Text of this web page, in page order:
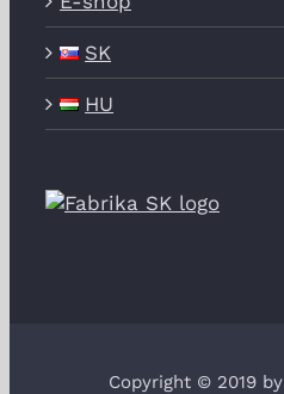
SK
HU
Copyright © 2019 by